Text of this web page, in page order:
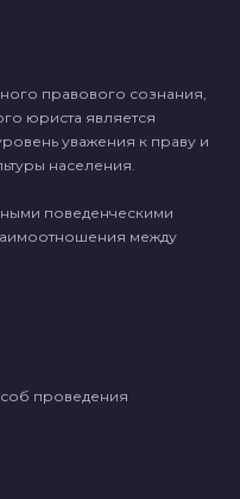
правового сознания,
юриста является
уважения к праву и
населения.
поведенческими
между
проведения